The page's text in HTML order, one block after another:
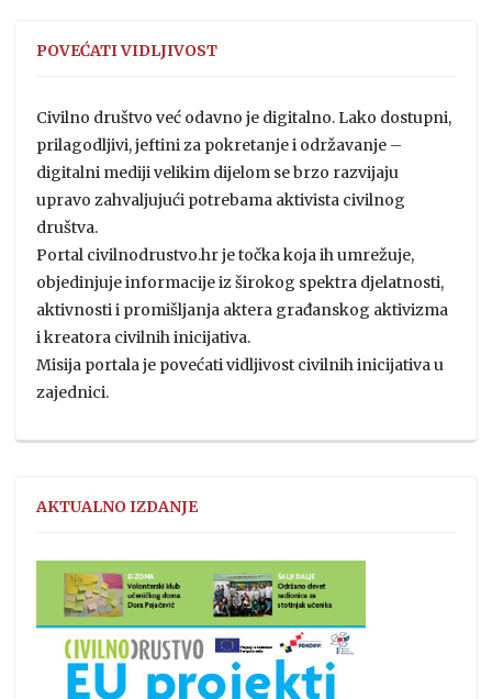
POVEĆATI VIDLJIVOST
Civilno društvo već odavno je digitalno. Lako dostupni,
prilagodljivi, jeftini za pokretanje i održavanje –
digitalni mediji velikim dijelom se brzo razvijaju
upravo zahvaljujući potrebama aktivista civilnog
društva.
Portal civilnodrustvo.hr je točka koja ih umrežuje,
objedinjuje informacije iz širokog spektra djelatnosti,
aktivnosti i promišljanja aktera građanskog aktivizma
i kreatora civilnih inicijativa.
Misija portala je povećati vidljivost civilnih inicijativa u
zajednici.
AKTUALNO IZDANJE